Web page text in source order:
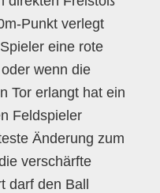
Punkt verlegt
eine rote
wenn die
Tor erlangt hat ein
Feldspieler
Änderung zum
verschärfte
darf den Ball